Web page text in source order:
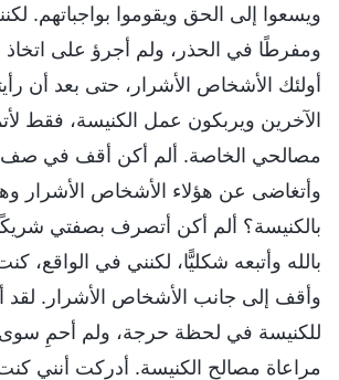
ويسعوا إلى الحق ويقوموا بواجباتهم.
ومفرطًا في الحذر، ولم أجرؤ على
أولئك الأشخاص الأشرار، حتى بعد أن
الآخرين ويربكون عمل الكنيسة، فقط
مصالحي الخاصة. ألم أكن أقف في صف
وأتغاضى عن هؤلاء الأشخاص الأشرار
بالكنيسة؟ ألم أكن أتصرف بصفتي
بالله وأتبعه شكليًّا، لكنني في الواقع،
وأقف إلى جانب الأشخاص الأشرار.
للكنيسة في لحظة حرجة، ولم أحمِ
مراعاة مصالح الكنيسة. أدركت أنني كنت